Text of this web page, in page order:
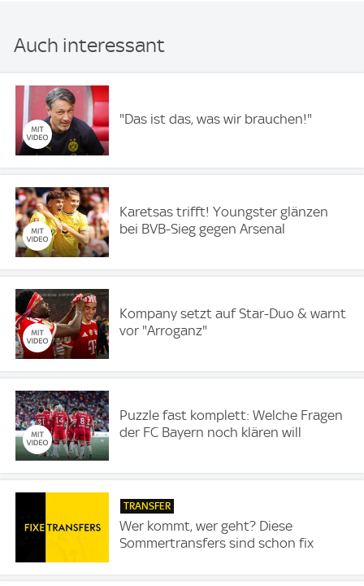
Auch interessant
"Das ist das, was wir brauchen!"
Karetsas trifft! Youngster glänzen
bei BVB-Sieg gegen Arsenal
Kompany setzt auf Star-Duo & warnt
vor "Arroganz"
Puzzle fast komplett: Welche Fragen
der FC Bayern noch klären will
TRANSFER
Wer kommt, wer geht? Diese
Sommertransfers sind schon fix